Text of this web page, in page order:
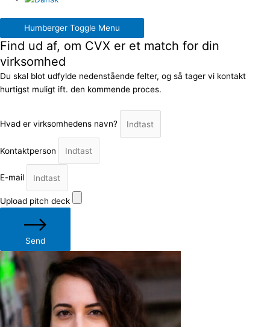
Humberger Toggle Menu
Find ud af, om CVX er et match for din
virksomhed
Du skal blot udfylde nedenstående felter, og så tager vi kontakt
hurtigst muligt ift. den kommende proces.
Hvad er virksomhedens navn?
Kontaktperson
E-mail
Upload pitch deck
Send